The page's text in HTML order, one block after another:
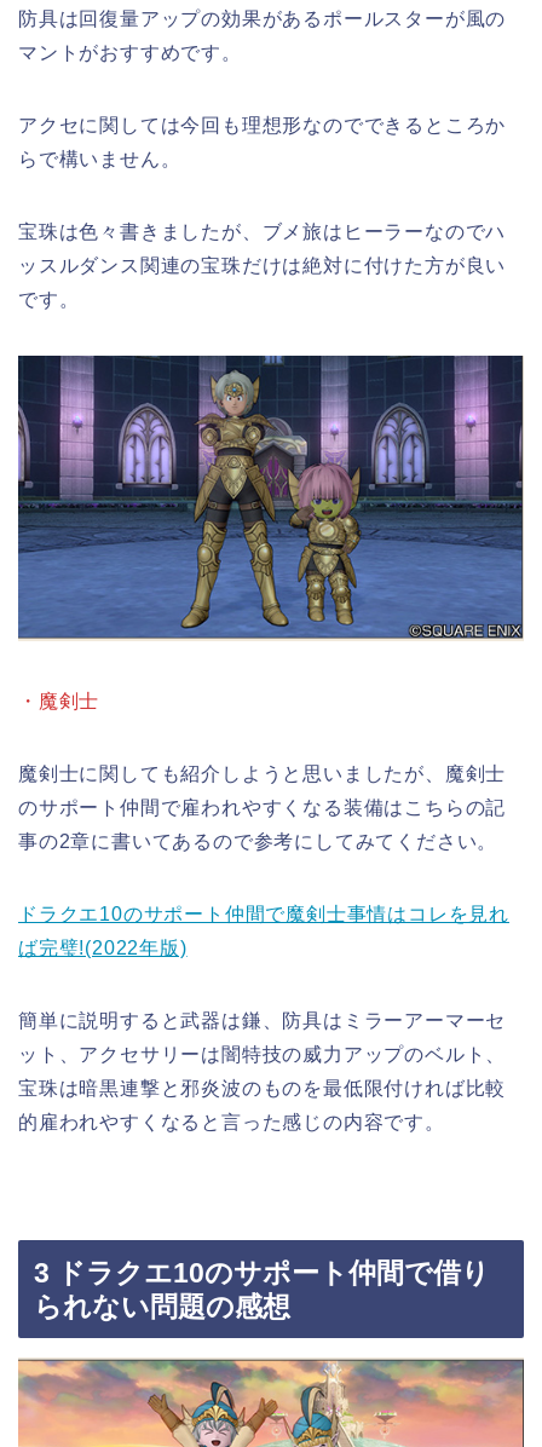
防具は回復量アップの効果があるポールスターが風の
マントがおすすめです。
アクセに関しては今回も理想形なのでできるところか
らで構いません。
宝珠は色々書きましたが、ブメ旅はヒーラーなのでハ
ッスルダンス関連の宝珠だけは絶対に付けた方が良い
です。
・魔剣士
魔剣士に関しても紹介しようと思いましたが、魔剣士
のサポート仲間で雇われやすくなる装備はこちらの記
事の2章に書いてあるので参考にしてみてください。
ドラクエ10のサポート仲間で魔剣士事情はコレを見れ
ば完璧!(2022年版)
簡単に説明すると武器は鎌、防具はミラーアーマーセ
ット、アクセサリーは闇特技の威力アップのベルト、
宝珠は暗黒連撃と邪炎波のものを最低限付ければ比較
的雇われやすくなると言った感じの内容です。
3 ドラクエ10のサポート仲間で借り
られない問題の感想